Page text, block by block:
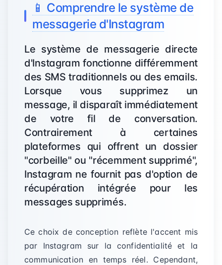
📱 Comprendre le système de
messagerie d'Instagram
Le système de messagerie directe
d'Instagram fonctionne différemment
des SMS traditionnels ou des emails.
Lorsque vous supprimez un
message, il disparaît immédiatement
de votre fil de conversation.
Contrairement à certaines
plateformes qui offrent un dossier
"corbeille" ou "récemment supprimé",
Instagram ne fournit pas d'option de
récupération intégrée pour les
messages supprimés.
Ce choix de conception reflète l'accent mis
par Instagram sur la confidentialité et la
communication en temps réel. Cependant,